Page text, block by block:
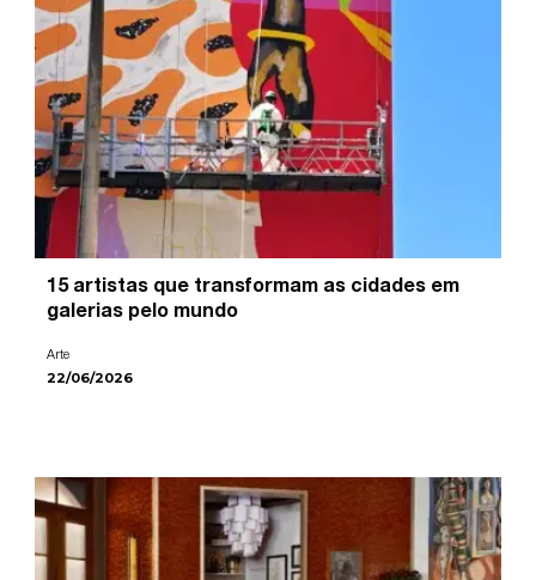
15 artistas que transformam as cidades em
galerias pelo mundo
Arte
22/06/2026